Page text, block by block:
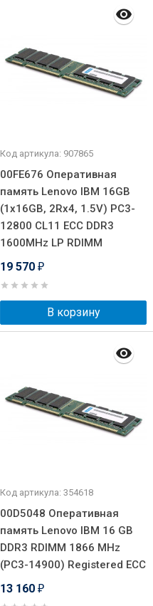
Код артикула: 907865
00FE676 Оперативная
память Lenovo IBM 16GB
(1x16GB, 2Rx4, 1.5V) PC3-
12800 CL11 ECC DDR3
1600MHz LP RDIMM
19 570 ₽
В корзину
Код артикула: 354618
00D5048 Оперативная
память Lenovo IBM 16 GB
DDR3 RDIMM 1866 MHz
(PC3-14900) Registered ECC
13 160 ₽